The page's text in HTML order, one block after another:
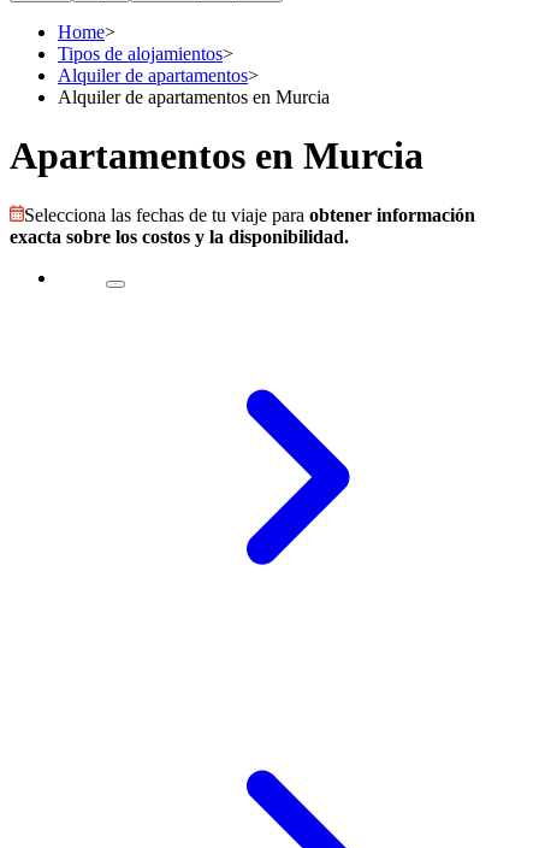
Home>
Tipos de alojamientos>
Alquiler de apartamentos>
Alquiler de apartamentos en Murcia
Apartamentos en Murcia
Selecciona las fechas de tu viaje para obtener información
exacta sobre los costos y la disponibilidad.